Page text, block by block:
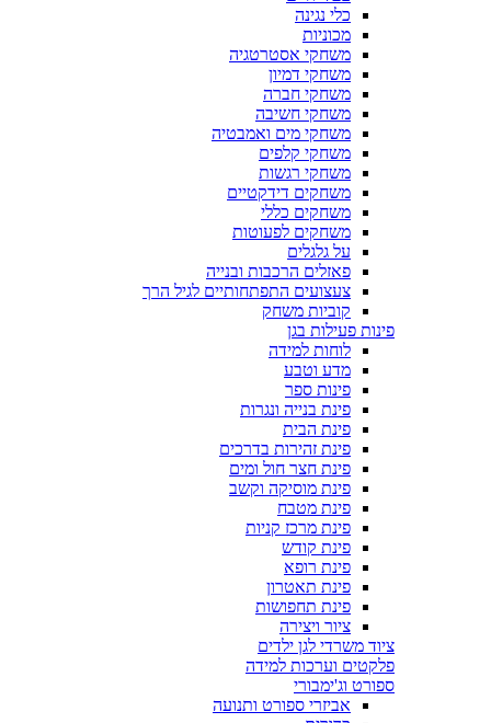
כלי נגינה
מכוניות
משחקי אסטרטגיה
משחקי דמיון
משחקי חברה
משחקי חשיבה
משחקי מים ואמבטיה
משחקי קלפים
משחקי רגשות
משחקים דידקטיים
משחקים כללי
משחקים לפעוטות
על גלגלים
פאזלים הרכבות ובנייה
צעצועים התפתחותיים לגיל הרך
קוביות משחק
פינות פעילות בגן
לוחות למידה
מדע וטבע
פינות ספר
פינת בנייה ונגרות
פינת הבית
פינת זהירות בדרכים
פינת חצר חול ומים
פינת מוסיקה וקשב
פינת מטבח
פינת מרכז קניות
פינת קודש
פינת רופא
פינת תאטרון
פינת תחפושות
ציור ויצירה
ציוד משרדי לגן ילדים
פלקטים וערכות למידה
ספורט וג'ימבורי
אביזרי ספורט ותנועה